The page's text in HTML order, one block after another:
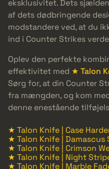
eksklusivitet. Dets
af dets dødbringende
modstandere ved, at du
ind i Counter Strikes
Oplev den perfekte
effektivitet med ★ Talon
Sørg for, at din Counter
fra mængden, og kom
denne enestående
★ Talon Knife | Case
★ Talon Knife | Damascus
★ Talon Knife | Crimson
★ Talon Knife | Night
★ Talon Knife | Marble